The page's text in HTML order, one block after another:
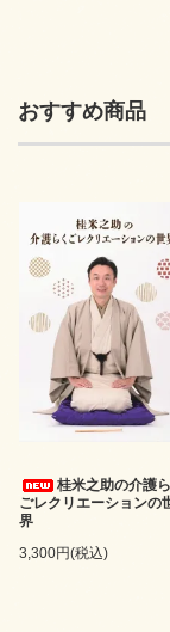
おすすめ商品
桂米之助の介護
ごレクリエーションの
界
3,300円(税込)